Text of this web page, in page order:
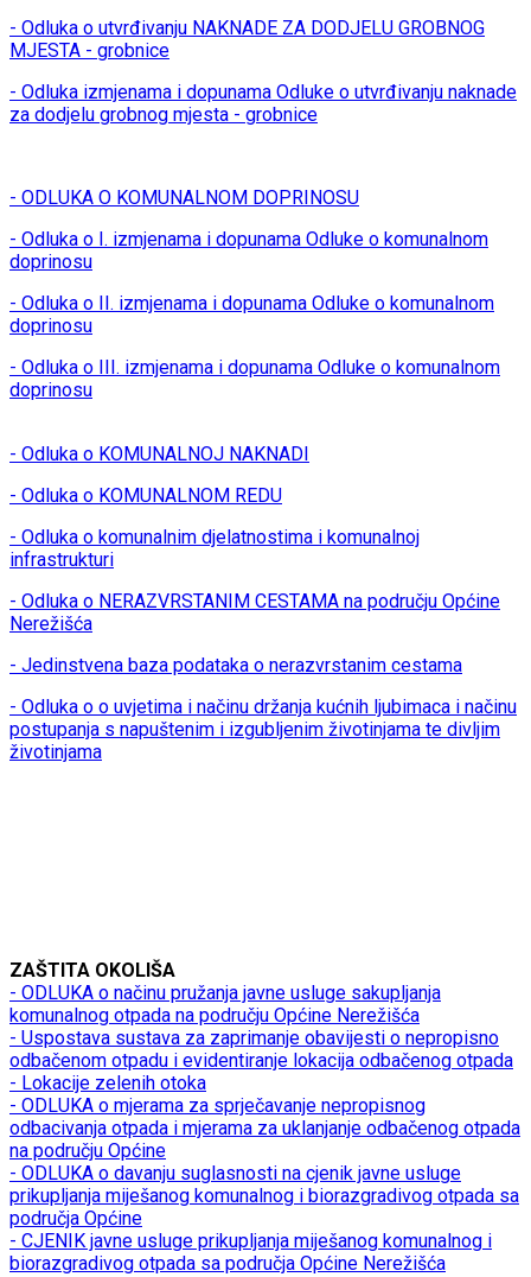
- Odluka o utvrđivanju NAKNADE ZA DODJELU GROBNOG
MJESTA - grobnice
- Odluka izmjenama i dopunama Odluke o utvrđivanju naknade
za dodjelu grobnog mjesta - grobnice
- ODLUKA O KOMUNALNOM DOPRINOSU
- Odluka o I. izmjenama i dopunama Odluke o komunalnom
doprinosu
- Odluka o II. izmjenama i dopunama Odluke o komunalnom
doprinosu
- Odluka o III. izmjenama i dopunama Odluke o komunalnom
doprinosu
- Odluka o KOMUNALNOJ NAKNADI
- Odluka o KOMUNALNOM REDU
- Odluka o komunalnim djelatnostima i komunalnoj
infrastrukturi
- Odluka o NERAZVRSTANIM CESTAMA na području Općine
Nerežišća
- Jedinstvena baza podataka o nerazvrstanim cestama
- Odluka o o uvjetima i načinu držanja kućnih ljubimaca i načinu
postupanja s napuštenim i izgubljenim životinjama te divljim
životinjama
ZAŠTITA OKOLIŠA
- ODLUKA o načinu pružanja javne usluge sakupljanja
komunalnog otpada na području Općine Nerežišća
- Uspostava sustava za zaprimanje obavijesti o nepropisno
odbačenom otpadu i evidentiranje lokacija odbačenog otpada
- Lokacije zelenih otoka
- ODLUKA o mjerama za sprječavanje nepropisnog
odbacivanja otpada i mjerama za uklanjanje odbačenog otpada
na području Općine
- ODLUKA o davanju suglasnosti na cjenik javne usluge
prikupljanja miješanog komunalnog i biorazgradivog otpada sa
područja Općine
- CJENIK javne usluge prikupljanja miješanog komunalnog i
biorazgradivog otpada sa područja Općine Nerežišća